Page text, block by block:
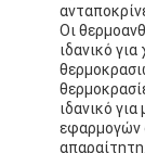
Οι
ιδανικό
ιδανικό
εφαρμογών
απαραίτητη.